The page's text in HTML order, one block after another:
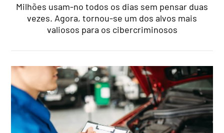
Milhões usam-no todos os dias sem pensar duas
vezes. Agora, tornou-se um dos alvos mais
valiosos para os cibercriminosos